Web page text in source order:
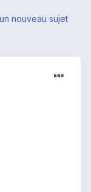
nouveau sujet